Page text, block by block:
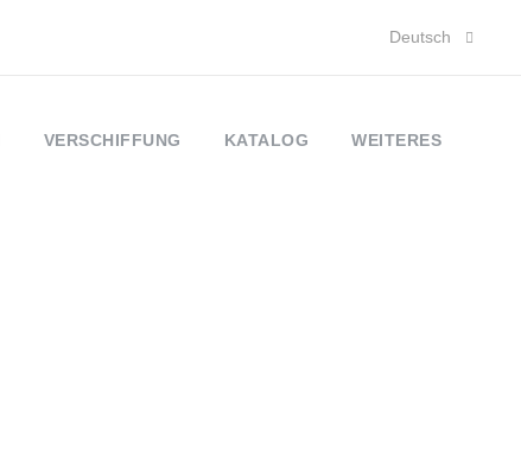
Deutsch
VERSCHIFFUNG KATALOG WEITERES